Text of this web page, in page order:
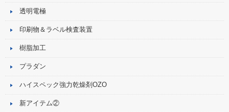
透明電極
印刷物＆ラベル検査装置
樹脂加工
プラダン
ハイスペック強力乾燥剤OZO
新アイテム②